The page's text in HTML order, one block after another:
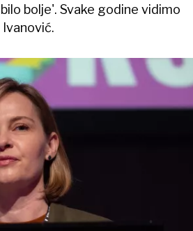
bolje'. Svake godine vidimo